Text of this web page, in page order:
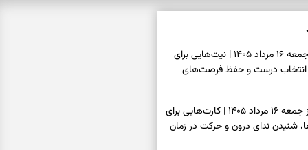
فال ابجد امروز جمعه ۱۶ مرداد ۱۴۰۵ | نیت‌هایی برای
درست و حفظ فرصت‌های
فال تاروت امروز جمعه ۱۶ مرداد ۱۴۰۵ | کارت‌هایی برای
شنیدن ندای درون و حرکت در زمان